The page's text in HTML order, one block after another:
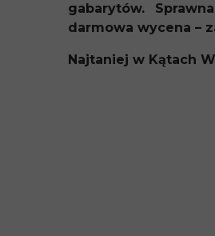
gabarytów.
darmowa wycena –
Najtaniej w Kątach